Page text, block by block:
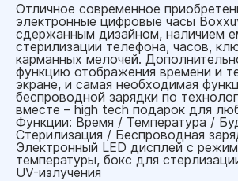
Отличное современное
электронные цифровые часы
сдержанным дизайном, наличием
стерилизации телефона, часов,
карманных мелочей.
функцию отображения времени и
экране, и самая необходимая
беспроводной зарядки по
вместе – high tech подарок для
Функции: Время / Температура /
Стерилизация / Беспроводная
Электронный LED дисплей с
температуры, бокс для
UV-излучения